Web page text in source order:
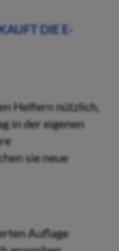
DIE E-
Helfern nützlich,
in der eigenen
sie neue
Auflage